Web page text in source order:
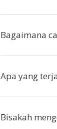
Bagaimana
Apa yang
Bisakah